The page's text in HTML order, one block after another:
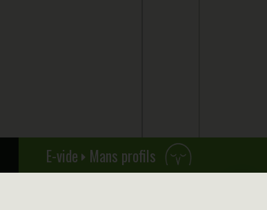
E-vide Mans profils